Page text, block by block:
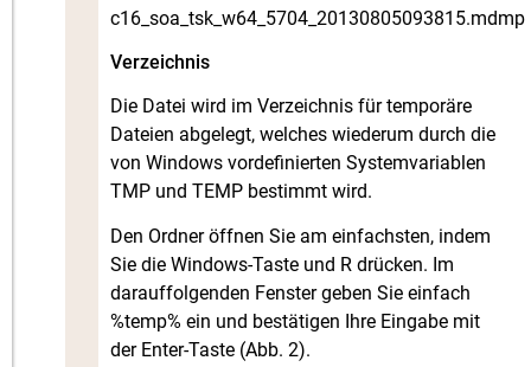
c16_soa_tsk_w64_5704_20130805093815.mdmp
Verzeichnis
Die Datei wird im Verzeichnis für temporäre
Dateien abgelegt, welches wiederum durch die
von Windows vordefinierten Systemvariablen
TMP und TEMP bestimmt wird.
Den Ordner öffnen Sie am einfachsten, indem
Sie die Windows-Taste und R drücken. Im
darauffolgenden Fenster geben Sie einfach
%temp% ein und bestätigen Ihre Eingabe mit
der Enter-Taste (Abb. 2).